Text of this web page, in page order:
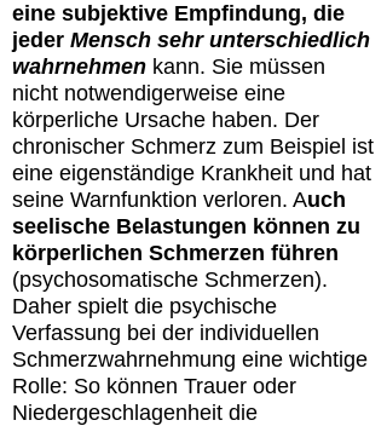
eine subjektive Empfindung, die
jeder Mensch sehr unterschiedlich
wahrnehmen kann. Sie müssen
nicht notwendigerweise eine
körperliche Ursache haben. Der
chronischer Schmerz zum Beispiel ist
eine eigenständige Krankheit und hat
seine Warnfunktion verloren. Auch
seelische Belastungen können zu
körperlichen Schmerzen führen
(psychosomatische Schmerzen).
Daher spielt die psychische
Verfassung bei der individuellen
Schmerzwahrnehmung eine wichtige
Rolle: So können Trauer oder
Niedergeschlagenheit die